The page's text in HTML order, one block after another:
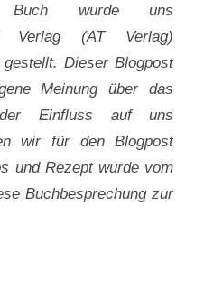
Buch wurde uns
Verlag (AT Verlag)
Dieser Blogpost
Meinung über das
Einfluss auf uns
wir für den Blogpost
und Rezept wurde vom
Buchbesprechung zur